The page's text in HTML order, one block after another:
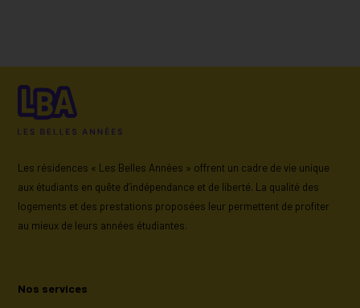
Les résidences « Les Belles Années » offrent un cadre de vie unique
aux étudiants en quête d’indépendance et de liberté. La qualité des
logements et des prestations proposées leur permettent de profiter
au mieux de leurs années étudiantes.
Nos services